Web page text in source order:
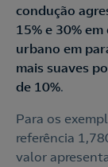
condução
15% e 30%
urbano em
mais suaves
de 10%.
Para os
referência
valor